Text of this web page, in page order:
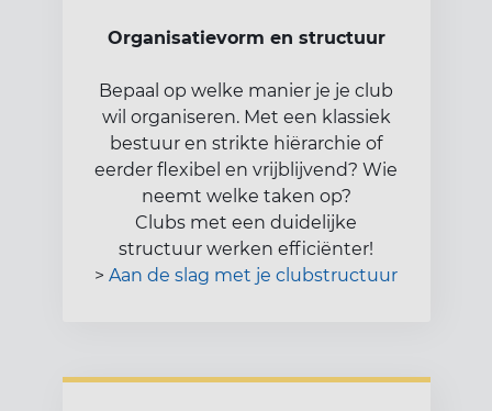
Organisatievorm en structuur
Bepaal op welke manier je je club
wil organiseren. Met een klassiek
bestuur en strikte hiërarchie of
eerder flexibel en vrijblijvend? Wie
neemt welke taken op?
Clubs met een duidelijke
structuur werken efficiënter!
> Aan de slag met je clubstructuur